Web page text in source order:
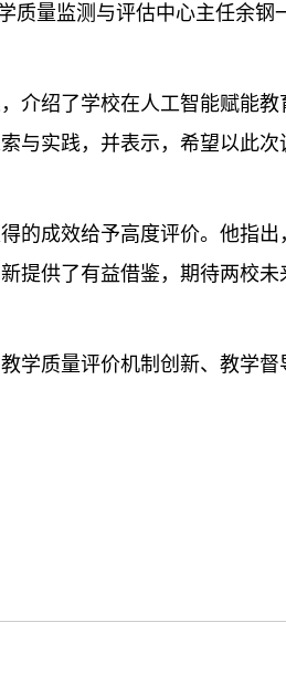
质量监测与评估中心主任余钢
介绍了学校在人工智能赋能
与实践，并表示，希望以此次
的成效给予高度评价。他指
提供了有益借鉴，期待两校
学质量评价机制创新、教学